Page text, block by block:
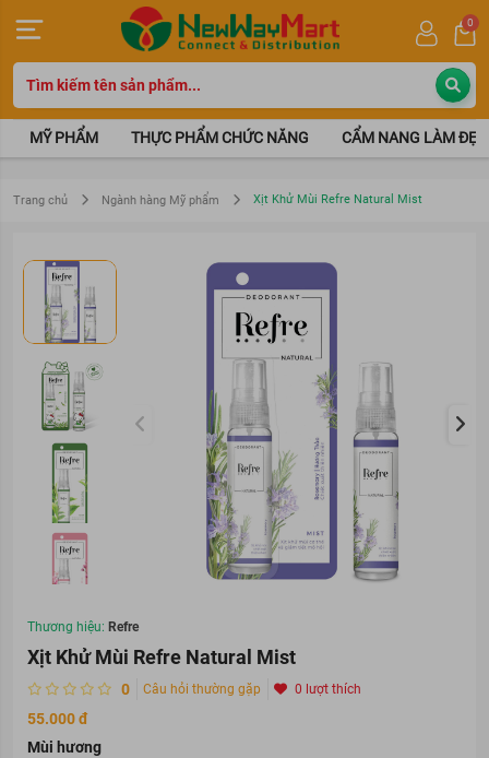
0
MỸ PHẨM THỰC PHẨM CHỨC NĂNG CẨM NANG LÀM ĐẸP
Trang chủ Ngành hàng Mỹ phẩm Xịt Khử Mùi Refre Natural Mist
Thương hiệu: Refre
Xịt Khử Mùi Refre Natural Mist
0 Câu hỏi thường gặp 0 lượt thích
55.000 đ
Mùi hương